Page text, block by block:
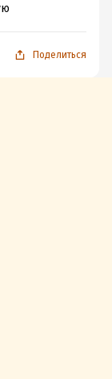
Поделиться